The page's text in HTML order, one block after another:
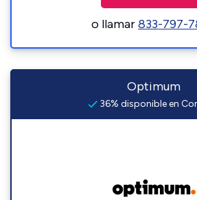
o llamar833-797-
Optimum
36% disponible en